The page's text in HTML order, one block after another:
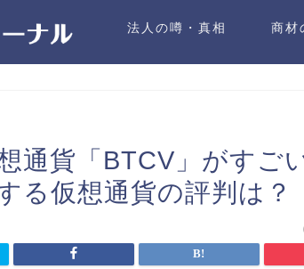
法人の噂・真相 商材
通貨「BTCV」がすご
る仮想通貨の評判は？